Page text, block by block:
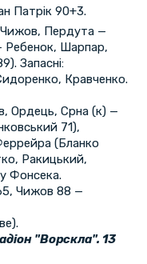
Патрік 90+3.
Пердута —
Ребенок, Шарпар,
Запасні:
Кравченко.
Ордець, Срна (к) —
71),
(Бланко
Ракицький,
Фонсека.
Чижов 88 —
"Ворскла". 13